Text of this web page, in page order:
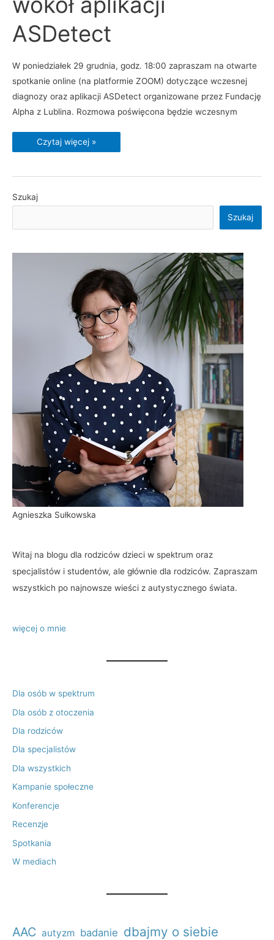
ASDetect
W poniedziałek 29 grudnia, godz. 18:00 zapraszam na otwarte
spotkanie online (na platformie ZOOM) dotyczące wczesnej
diagnozy oraz aplikacji ASDetect organizowane przez Fundację
Alpha z Lublina. Rozmowa poświęcona będzie wczesnym
Czytaj więcej »
Szukaj
Szukaj
Agnieszka Sułkowska
Witaj na blogu dla rodziców dzieci w spektrum oraz
specjalistów i studentów, ale głównie dla rodziców. Zapraszam
wszystkich po najnowsze wieści z autystycznego świata.
więcej o mnie
Dla osób w spektrum
Dla osób z otoczenia
Dla rodziców
Dla specjalistów
Dla wszystkich
Kampanie społeczne
Konferencje
Recenzje
Spotkania
W mediach
AAC autyzm badanie dbajmy o siebie